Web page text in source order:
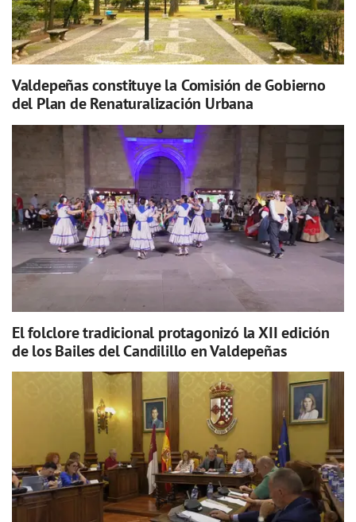
Valdepeñas constituye la Comisión de Gobierno
del Plan de Renaturalización Urbana
El folclore tradicional protagonizó la XII edición
de los Bailes del Candilillo en Valdepeñas